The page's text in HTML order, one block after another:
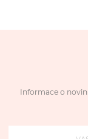
Informace o